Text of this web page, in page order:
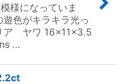
様になっていま
色がキラキラ光っ
ア ヤワ 16×11×3.5
…